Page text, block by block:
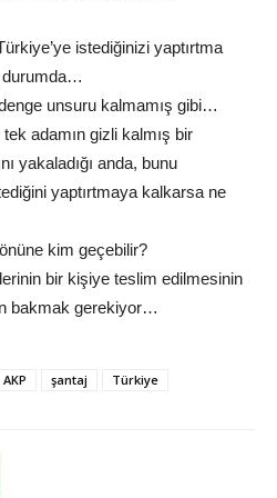
istediğinizi yaptırtma
durumda…
unsuru kalmamış gibi…
adamın gizli kalmış bir
yakaladığı anda, bunu
yaptırtmaya kalkarsa ne
kim geçebilir?
bir kişiye teslim edilmesinin
bakmak gerekiyor…
AKP şantaj Türkiye